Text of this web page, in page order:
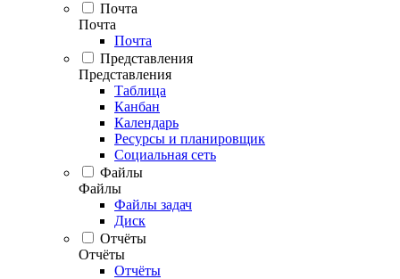
Почта
Почта
Почта
Представления
Представления
Таблица
Канбан
Календарь
Ресурсы и планировщик
Социальная сеть
Файлы
Файлы
Файлы задач
Диск
Отчёты
Отчёты
Отчёты